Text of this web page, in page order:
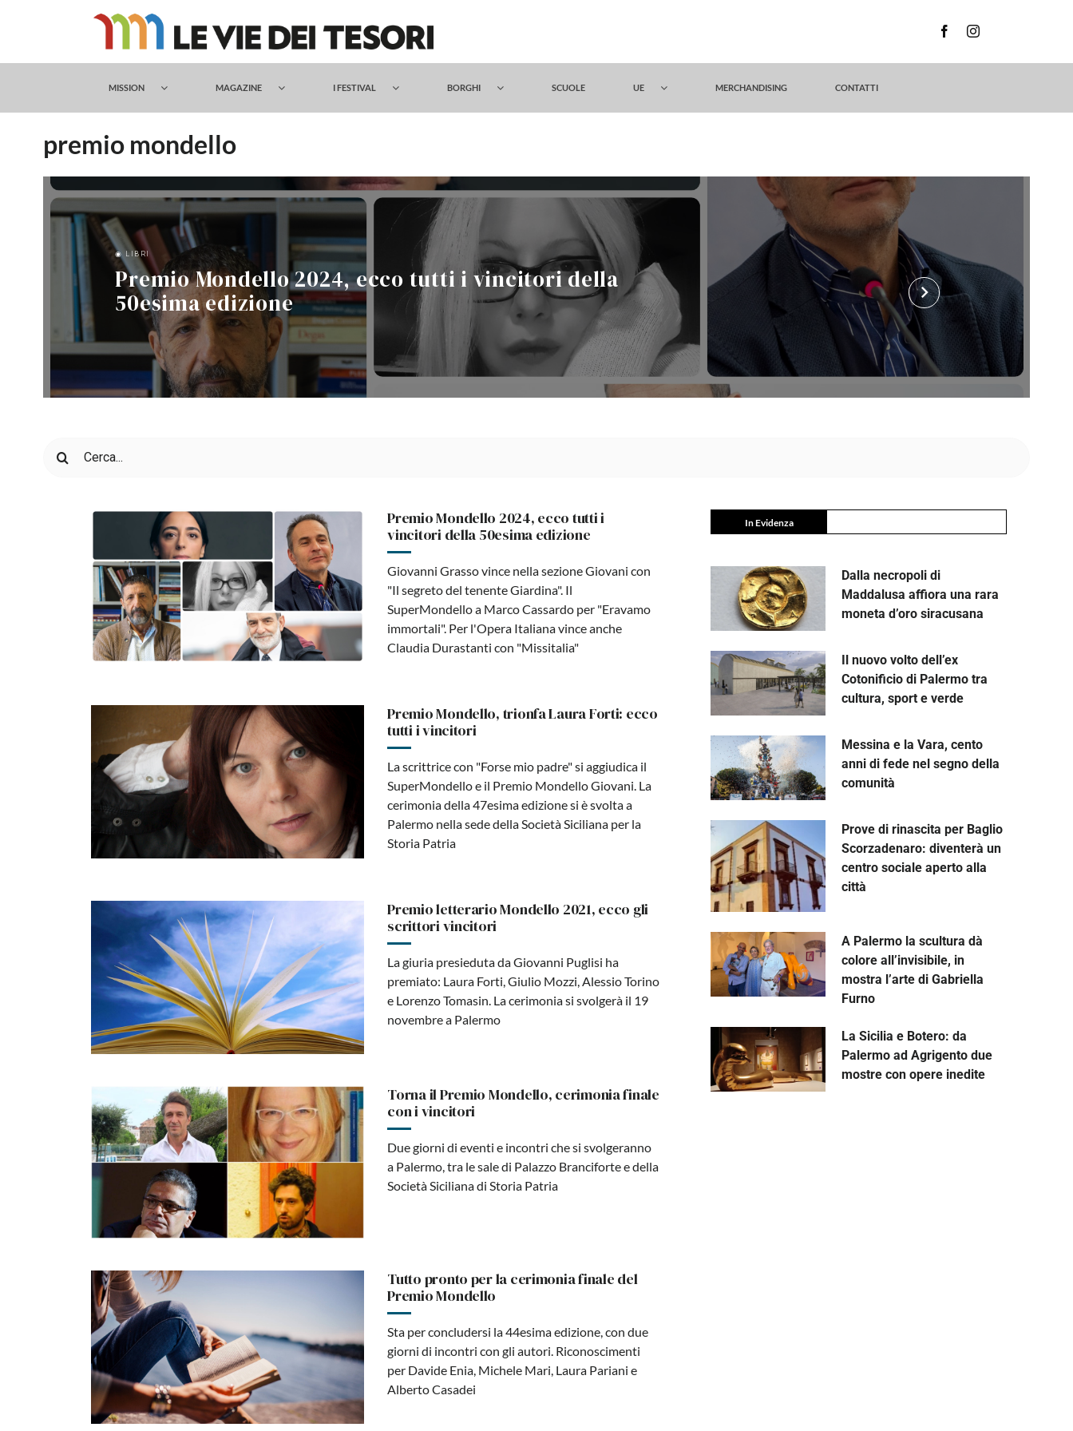
MISSION MAGAZINE I FESTIVAL BORGHI SCUOLE UE MERCHANDISING CONTATTI
premio mondello
◉ LIBRI
Premio Mondello 2024, ecco tutti i vincitori della
50esima edizione
keyboard_arrow_right
per:
Premio Mondello 2024, ecco tutti i
vincitori della 50esima edizione
Giovanni Grasso vince nella sezione Giovani con
"Il segreto del tenente Giardina". Il
SuperMondello a Marco Cassardo per "Eravamo
immortali". Per l'Opera Italiana vince anche
Claudia Durastanti con "Missitalia"
Premio Mondello, trionfa Laura Forti: ecco
tutti i vincitori
La scrittrice con "Forse mio padre" si aggiudica il
SuperMondello e il Premio Mondello Giovani. La
cerimonia della 47esima edizione si è svolta a
Palermo nella sede della Società Siciliana per la
Storia Patria
Premio letterario Mondello 2021, ecco gli
scrittori vincitori
La giuria presieduta da Giovanni Puglisi ha
premiato: Laura Forti, Giulio Mozzi, Alessio Torino
e Lorenzo Tomasin. La cerimonia si svolgerà il 19
novembre a Palermo
Torna il Premio Mondello, cerimonia finale
con i vincitori
Due giorni di eventi e incontri che si svolgeranno
a Palermo, tra le sale di Palazzo Branciforte e della
Società Siciliana di Storia Patria
Tutto pronto per la cerimonia finale del
Premio Mondello
Sta per concludersi la 44esima edizione, con due
giorni di incontri con gli autori. Riconoscimenti
per Davide Enia, Michele Mari, Laura Pariani e
Alberto Casadei
In Evidenza
Dalla necropoli di
Maddalusa affiora una rara
moneta d’oro siracusana
Il nuovo volto dell’ex
Cotonificio di Palermo tra
cultura, sport e verde
Messina e la Vara, cento
anni di fede nel segno della
comunità
Prove di rinascita per Baglio
Scorzadenaro: diventerà un
centro sociale aperto alla
città
A Palermo la scultura dà
colore all’invisibile, in
mostra l’arte di Gabriella
Furno
La Sicilia e Botero: da
Palermo ad Agrigento due
mostre con opere inedite